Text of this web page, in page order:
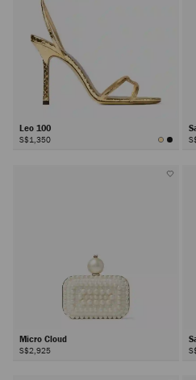
Leo 100
S$1,350
Micro Cloud
S$2,925